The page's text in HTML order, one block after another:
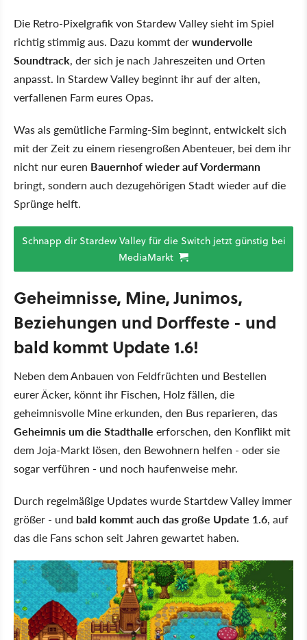
Die Retro-Pixelgrafik von Stardew Valley sieht im Spiel
richtig stimmig aus. Dazu kommt derwundervolle
Soundtrack, der sich je nach Jahreszeiten und Orten
anpasst. In Stardew Valley beginnt ihr auf der alten,
verfallenen Farm eures Opas.
Was als gemütliche Farming-Sim beginnt, entwickelt sich
mit der Zeit zu einem riesengroßen Abenteuer, bei dem ihr
nicht nur euren Bauernhof wieder auf Vordermann
bringt, sondern auch dezugehörigen Stadt wieder auf die
Sprünge helft.
Schnapp dir Stardew Valley für die Switch jetzt günstig bei
MediaMarkt
Geheimnisse, Mine, Junimos,
Beziehungen und Dorffeste - und
bald kommt Update 1.6!
Neben dem Anbauen von Feldfrüchten und Bestellen
eurer Äcker, könnt ihr Fischen, Holz fällen, die
geheimnisvolle Mine erkunden, den Bus reparieren, das
Geheimnis um die Stadthalle erforschen, den Konflikt mit
dem Joja-Markt lösen, den Bewohnern helfen - oder sie
sogar verführen - und noch haufenweise mehr.
Durch regelmäßige Updates wurde Startdew Valley immer
größer - und bald kommt auch das große Update 1.6, auf
das die Fans schon seit Jahren gewartet haben.